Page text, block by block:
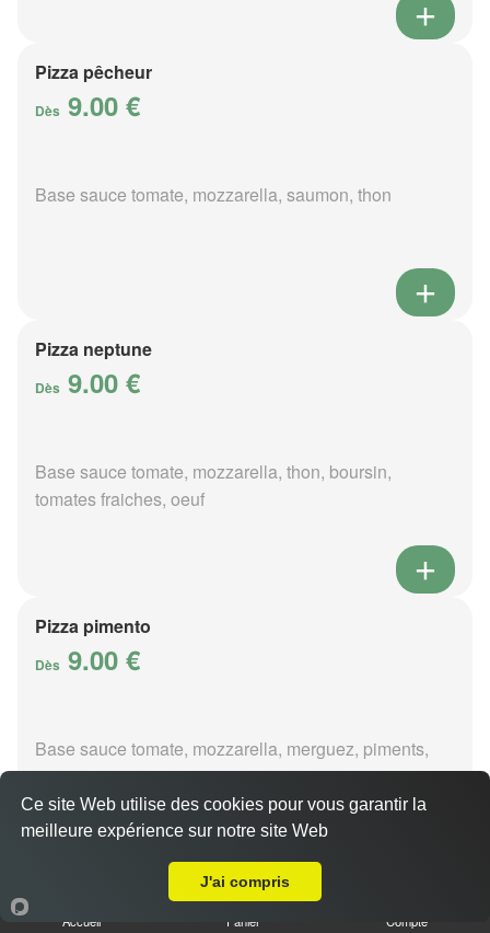
Pizza pêcheur
Dès 9.00 €
Base sauce tomate, mozzarella, saumon, thon
Pizza neptune
Dès 9.00 €
Base sauce tomate, mozzarella, thon, boursin,
tomates fraiches, oeuf
Pizza pimento
Dès 9.00 €
Base sauce tomate, mozzarella, merguez, piments,
oignons
Accueil Panier Compte
Ce site Web utilise des cookies pour vous garantir la
meilleure expérience sur notre site Web
J'ai compris